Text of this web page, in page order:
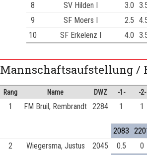
8
SV Hilden I 3.0
9
SF Moers I 2.5
10
SF Erkelenz I 4.0
Mannschaftsaufstellung /
Rang Name DWZ -1- -2-
1 FM Bruil, Rembrandt 2284 1 1
2083
2
Wiegersma, Justus 2045 0.5 0